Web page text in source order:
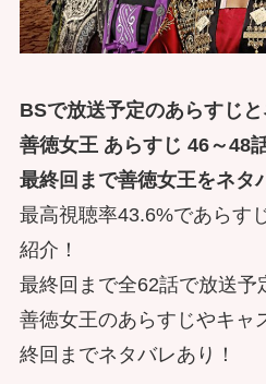
BSで放送予定のあらすじと
善徳女王 あらすじ 46～48
最終回まで善徳女王をネタ
最高視聴率43.6%であらす
紹介！
最終回まで全62話で放送予
善徳女王のあらすじやキャ
終回までネタバレあり！